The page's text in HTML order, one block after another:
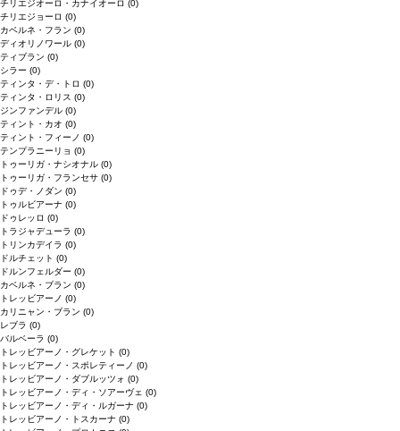
チリエジオーロ・カナイオーロ (0)
チリエジョーロ (0)
カベルネ・フラン (0)
ディオリノワール (0)
ティブラン (0)
シラー (0)
ティンタ・デ・トロ (0)
ティンタ・ロリス (0)
ジンファンデル (0)
ティント・カオ (0)
ティント・フィーノ (0)
テンプラニーリョ (0)
トゥーリガ・ナシオナル (0)
トゥーリガ・フランセサ (0)
ドゥデ・ノダン (0)
トゥルビアーナ (0)
ドゥレッロ (0)
トラジャデューラ (0)
トリンカデイラ (0)
ドルチェット (0)
ドルンフェルダー (0)
カベルネ・ブラン (0)
トレッビアーノ (0)
カリニャン・ブラン (0)
レブラ (0)
バルベーラ (0)
トレッビアーノ・グレケット (0)
トレッビアーノ・スポレティーノ (0)
トレッビアーノ・ダブルッツォ (0)
トレッビアーノ・ディ・ソアーヴェ (0)
トレッビアーノ・ディ・ルガーナ (0)
トレッビアーノ・トスカーナ (0)